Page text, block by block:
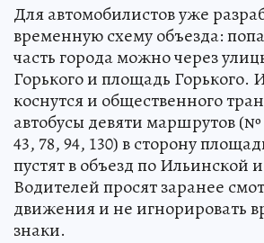
Для автомобилистов уже
временную схему объезда:
часть города можно через
Горького и площадь Горького.
коснутся и общественного
автобусы девяти маршрутов (№
43, 78, 94, 130) в сторону
пустят в объезд по Ильинской
Водителей просят заранее
движения и не игнорировать
знаки.